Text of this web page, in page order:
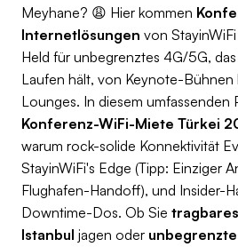
Meyhane? 😩 Hier kommen
Internetlösungen von
Held für unbegrenztes 4G/5G,
Laufen hält, von Keynote-Bühnen
Lounges. In diesem umfassenden
Konferenz-WiFi-Miete Türkei
warum rock-solide Konnektivität
StayinWiFi's Edge (Tipp: Einziger
Flughafen-Handoff), und Insider-
Downtime-Dos. Ob Sie
Istanbul jagen oder